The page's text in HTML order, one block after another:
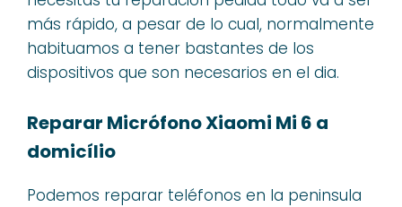
más rápido, a pesar de lo cual, normalmente
habituamos a tener bastantes de los
dispositivos que son necesarios en el dia.
Reparar Micrófono Xiaomi Mi 6 a
domicílio
Podemos reparar teléfonos en la peninsula